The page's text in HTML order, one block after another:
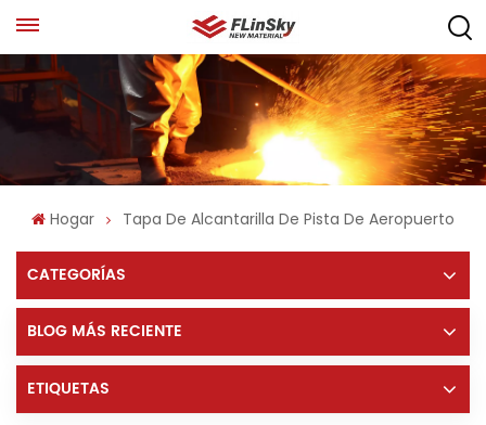
Hogar Tapa De Alcantarilla De Pista De Aeropuerto
CATEGORÍAS
BLOG MÁS RECIENTE
ETIQUETAS